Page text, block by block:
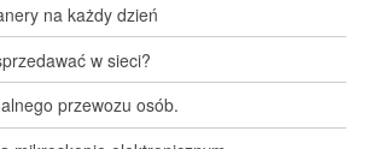
na każdy dzień
w sieci?
przewozu osób.